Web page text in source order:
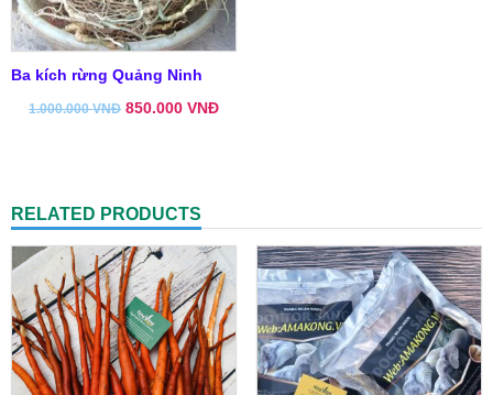
Ba kích rừng Quảng Ninh
1.000.000VNĐ 850.000VNĐ
RELATED PRODUCTS